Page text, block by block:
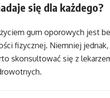
się dla każdego?
gum oporowych jest
fizycznej. Niemniej
skonsultować się z